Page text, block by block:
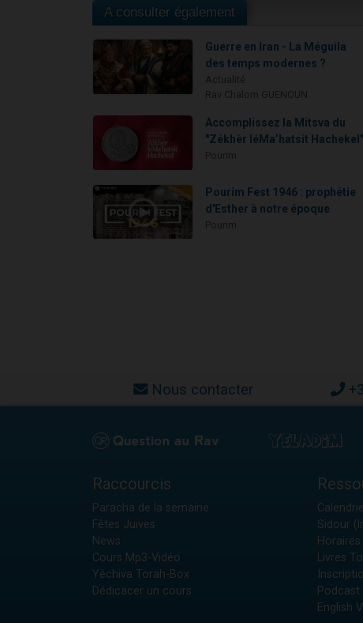
A consulter également
Guerre en Iran - La Méguila
des temps modernes ?
Accomplissez la Mitsva du
"Zékhèr léMa’hatsit Hachekel"
Pourim Fest 1946 : prophétie
d'Esther à notre époque
Nous contacter
Raccourcis
Paracha de la semaine
Fêtes Juives
News
Cours Mp3-Vidéo
Yéchiva Torah-Box
Dédicacer un cours
Sidour
Livres
Podcast
English